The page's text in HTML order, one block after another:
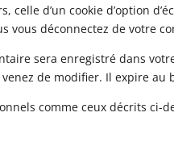
d’un cookie d’option
vous déconnectez de votre
sera enregistré dans
de modifier. Il expire au
comme ceux décrits ci-